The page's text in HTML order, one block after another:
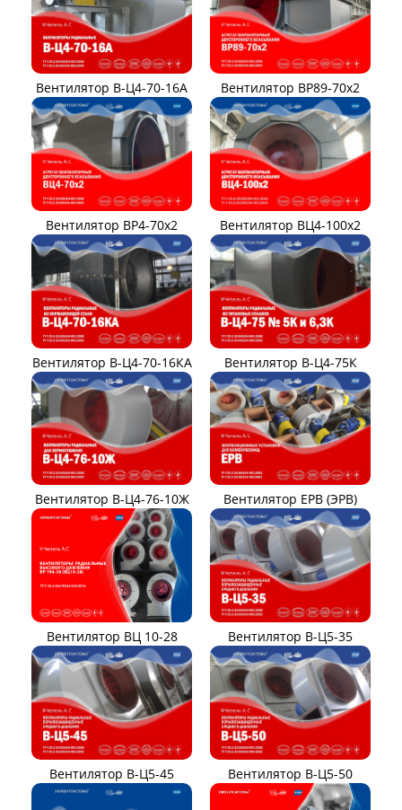
Вентилятор В-Ц4-70-16А Вентилятор ВР89-70x2
Вентилятор ВР4-70x2 Вентилятор ВЦ4-100х2
Вентилятор В-Ц4-70-16КА Вентилятор В-Ц4-75К
Вентилятор В-Ц4-76-10Ж Вентилятор ЕРВ (ЭРВ)
Вентилятор ВЦ 10-28 Вентилятор В-Ц5-35
Вентилятор В-Ц5-45 Вентилятор В-Ц5-50